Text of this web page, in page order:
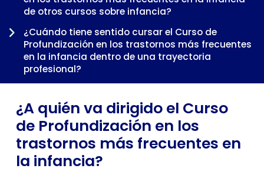
de otros cursos sobre infancia?
¿Cuándo tiene sentido cursar el Curso de
Profundización en los trastornos más frecuentes
en la infancia dentro de una trayectoria
profesional?
¿A quién va dirigido el Curso
de Profundización en los
trastornos más frecuentes en
la infancia?